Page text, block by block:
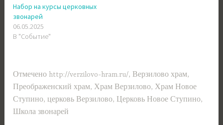
Набор на курсы церковных
звонарей
06.05.2025
В "Событие"
Отмечено http://verzilovo-hram.ru/, Верзилово храм,
Преображенский храм,Храм Верзилово,Храм Новое
Ступино,церковь Верзилово, Церковь Новое Ступино,
Школа звонарей